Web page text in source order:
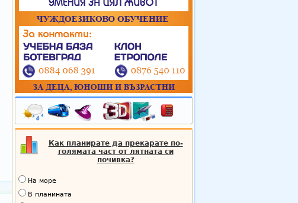
Как планирате да прекарате по-
голямата част от лятната си
почивка?
На море
В планината